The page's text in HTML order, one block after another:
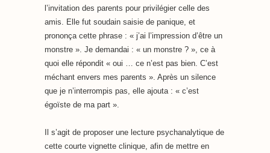
l’invitation des parents pour privilégier celle des
amis. Elle fut soudain saisie de panique, et
prononça cette phrase : « j’ai l’impression d’être un
monstre ». Je demandai : « un monstre ? », ce à
quoi elle répondit « oui … ce n’est pas bien. C’est
méchant envers mes parents ». Après un silence
que je n’interrompis pas, elle ajouta : « c’est
égoïste de ma part ».
Il s’agit de proposer une lecture psychanalytique de
cette courte vignette clinique, afin de mettre en